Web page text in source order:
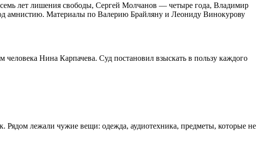
лет лишения свободы, Сергей Молчанов — четыре года, Владимир
амнистию. Материалы по Валерию Брайляну и Леониду Винокурову
Нина Карпачева. Суд постановил взыскать в пользу каждого
Рядом лежали чужие вещи: одежда, аудиотехника, предметы, которые не